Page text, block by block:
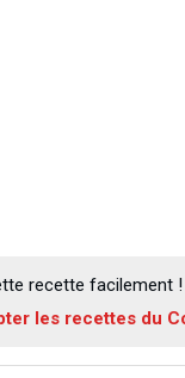
recette facilement !
les recettes du